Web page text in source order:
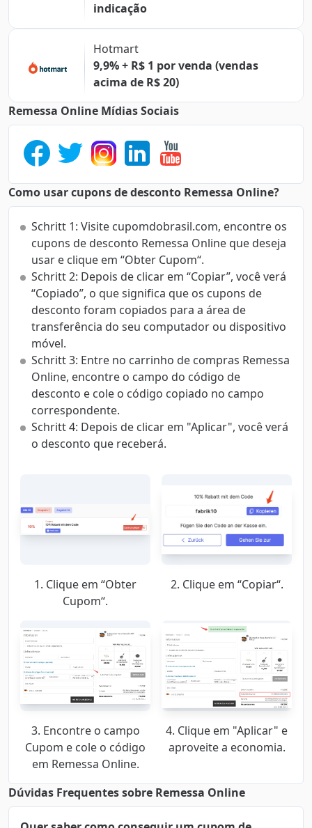
indicação
Hotmart
9,9% + R$ 1 por venda (vendas
acima de R$ 20)
Remessa Online Mídias Sociais
Como usar cupons de desconto Remessa Online?
Schritt 1: Visite cupomdobrasil.com, encontre os
cupons de desconto Remessa Online que deseja
usar e clique em “Obter Cupom“.
Schritt 2: Depois de clicar em “Copiar”, você verá
“Copiado”, o que significa que os cupons de
desconto foram copiados para a área de
transferência do seu computador ou dispositivo
móvel.
Schritt 3: Entre no carrinho de compras Remessa
Online, encontre o campo do código de
desconto e cole o código copiado no campo
correspondente.
Schritt 4: Depois de clicar em "Aplicar", você verá
o desconto que receberá.
1. Clique em “Obter
Cupom“.
2. Clique em “Copiar“.
3. Encontre o campo
Cupom e cole o código
em Remessa Online.
4. Clique em "Aplicar" e
aproveite a economia.
Dúvidas Frequentes sobre Remessa Online